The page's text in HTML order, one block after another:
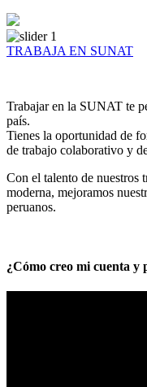
TRABAJA EN SUNAT
Trabajar en la SUNAT te
país.
Tienes la oportunidad de
de trabajo colaborativo y
Con el talento de nuestros
moderna, mejoramos
peruanos.
¿Cómo creo mi cuenta y